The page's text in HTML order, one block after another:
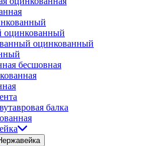
оцинкованный
оцинкованный
бесшовная
балка